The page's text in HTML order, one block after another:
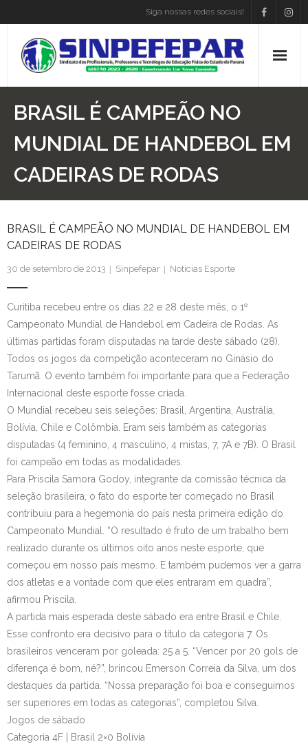
Siga nossas redes sociais!
Home
Institucional
Atos Presidência
Convenções
Associe-se
Empregos
Blog
Contato
BRASIL É CAMPEÃO NO
MUNDIAL DE HANDEBOL EM
CADEIRAS DE RODAS
BRASIL É CAMPEÃO NO MUNDIAL DE HANDEBOL EM
CADEIRAS DE RODAS
30 de setembro de 2013 Sinpefepar Noticias Esporte
Curitiba recebeu entre os dias 22 e 28 deste mês, o 1º
Campeonato Mundial de Handebol em Cadeira de Rodas. As
últimas partidas foram disputadas na tarde deste sábado (28).
Todos os jogos da competição aconteceram no Ginásio do
Tarumã. O evento também foi importante para que a Federação
Internacional deste esporte fosse criada.
O Mundial recebeu seis seleções: Brasil, Argentina, Austrália,
Bolívia, Chile e Colômbia. Eram seis também as categorias
disputadas (4 feminino, 4 masculino, 4 mistas, 7, 7A e 7B). O Brasil
foi campeão em todas as modalidades.
Para Priscila Samora Godoy, integrante da comissão técnica da
seleção brasileira, o fato do esporte ter começado no Brasil
contribuiu para a hegemonia do país nesta primeira edição do
Campeonato Mundial. “O resultado é fruto de um trabalho bem
realizado durante os últimos oito anos neste esporte, que
começou em nosso país mesmo. E também pudemos ver a garra
dos atletas e a vontade com que eles entraram em quadra”,
afirmou Priscila.
A partida mais esperada deste sábado era entre Brasil e Chile.
Esse confronto era decisivo para o título da categoria 7. Os
brasileiros venceram por goleada: 25 a 5. “Vencer por 20 gols de
diferença é bom, né?”, brincou Emerson Correia da Silva, um dos
destaques da partida. “Nossa preparação foi boa e conseguimos
ser superiores em todas as categorias”, completou Silva.
Jogos de sábado
Categoria 4F | Brasil 2×0 Bolívia